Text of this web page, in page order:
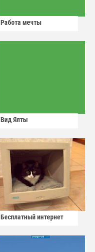
Работа мечты
Вид Ялты
Бесплатный интернет